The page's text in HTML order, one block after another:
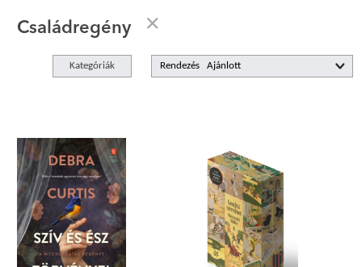
Családregény
Kategóriák Rendezés